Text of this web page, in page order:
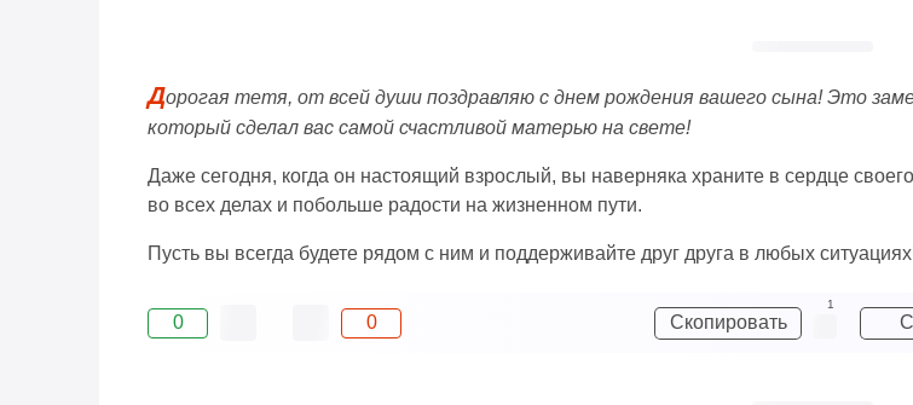
Дорогая тетя, от всей души поздравляю с днем рождения вашего сына! Это
который сделал вас самой счастливой матерью на свете!
Даже сегодня, когда он настоящий взрослый, вы наверняка храните в сердце
во всех делах и побольше радости на жизненном пути.
Пусть вы всегда будете рядом с ним и поддерживайте друг друга в любых
0 0 Скопировать
1